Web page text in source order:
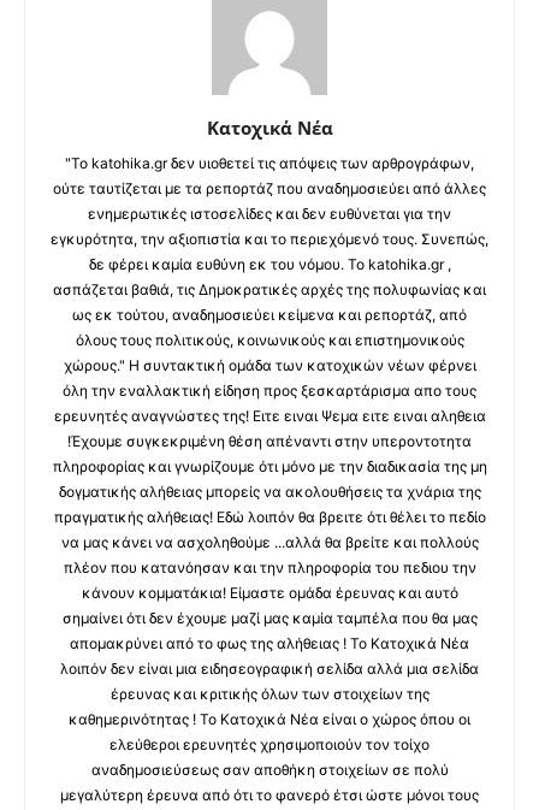
Κατοχικά Νέα
"Το katohika.gr δεν υιοθετεί τις απόψεις των αρθρογράφων,
ούτε ταυτίζεται με τα ρεπορτάζ που αναδημοσιεύει από άλλες
ενημερωτικές ιστοσελίδες και δεν ευθύνεται για την
εγκυρότητα, την αξιοπιστία και το περιεχόμενό τους. Συνεπώς,
δε φέρει καμία ευθύνη εκ του νόμου. Το katohika.gr ,
ασπάζεται βαθιά, τις Δημοκρατικές αρχές της πολυφωνίας και
ως εκ τούτου, αναδημοσιεύει κείμενα και ρεπορτάζ, από
όλους τους πολιτικούς, κοινωνικούς και επιστημονικούς
χώρους." Η συντακτική ομάδα των κατοχικών νέων φέρνει
όλη την εναλλακτική είδηση προς ξεσκαρτάρισμα απο τους
ερευνητές αναγνώστες της! Ειτε ειναι Ψεμα ειτε ειναι αληθεια
!Έχουμε συγκεκριμένη θέση απέναντι στην υπεροντοτητα
πληροφορίας και γνωρίζουμε ότι μόνο με την διαδικασία της μη
δογματικής αλήθειας μπορείς να ακολουθήσεις τα χνάρια της
πραγματικής αλήθειας! Εδώ λοιπόν θα βρειτε ότι θέλει το πεδίο
να μας κάνει να ασχοληθούμε ...αλλά θα βρείτε και πολλούς
πλέον που κατανόησαν και την πληροφορία του πεδιου την
κάνουν κομματάκια! Είμαστε ομάδα έρευνας και αυτό
σημαίνει ότι δεν έχουμε μαζί μας καμία ταμπέλα που θα μας
απομακρύνει από το φως της αλήθειας ! Το Κατοχικά Νέα
λοιπόν δεν είναι μια ειδησεογραφική σελίδα αλλά μια σελίδα
έρευνας και κριτικής όλων των στοιχείων της
καθημερινότητας ! Το Κατοχικά Νέα είναι ο χώρος όπου οι
ελεύθεροι ερευνητές χρησιμοποιούν τον τοίχο
αναδημοσιεύσεως σαν αποθήκη στοιχείων σε πολύ
μεγαλύτερη έρευνα από ότι το φανερό έτσι ώστε μόνοι τους